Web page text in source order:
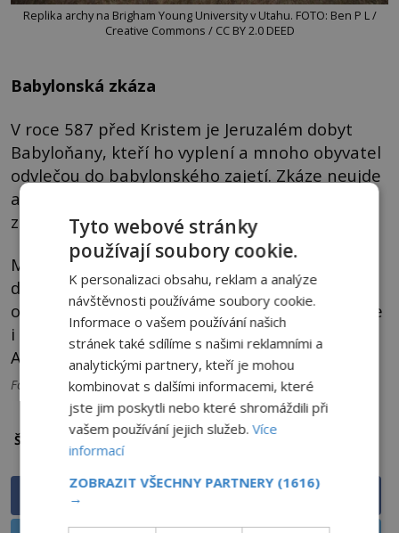
Replika archy na Brigham Young University v Utahu. FOTO: Ben P L /
Creative Commons / CC BY 2.0 DEED
Babylonská zkáza
V roce 587 před Kristem je Jeruzalém dobyt
Babyloňany, kteří ho vyplení a mnoho obyvatel
odvlečou do babylonského zajetí. Zkáze neujde
ani jeruzalémský Chrám, který je rozbořen a
zničen.
Mnoho posvátného nádobí ze zlata a dalších
drahých kovů je ukradeno a Babyloňané si ho
odvezou jako válečnou kořist. O tom se zmiňuje
i Bible, ovšem o Arše úmluvy ani slovo. Co se s
Archou úmluvy stalo?
Foto: Viz popisky. Titulní dílo: Garibian N. / CC / volné dílo
Štítky: archa úmluvy Bible tajemství
Tyto webové stránky
používají soubory cookie.
K personalizaci obsahu, reklam a analýze
návštěvnosti používáme soubory cookie.
Informace o vašem používání našich
stránek také sdílíme s našimi reklamními a
analytickými partnery, kteří je mohou
kombinovat s dalšími informacemi, které
jste jim poskytli nebo které shromáždili při
vašem používání jejich služeb.Více
informací
ZOBRAZIT VŠECHNY PARTNERY (1616)
→